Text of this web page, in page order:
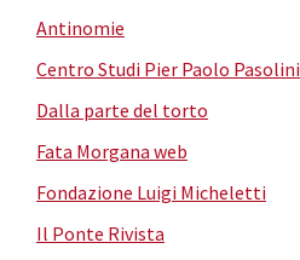
Antinomie
Centro Studi Pier Paolo Pasolini
Dalla parte del torto
Fata Morgana web
Fondazione Luigi Micheletti
Il Ponte Rivista